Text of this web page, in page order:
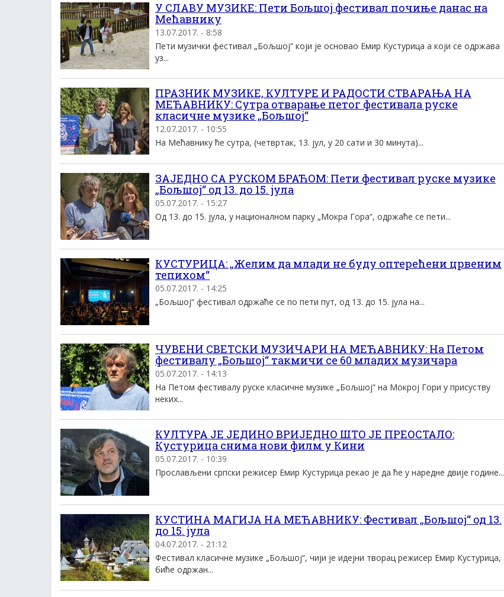
У СЛАВУ МУЗИКЕ: Пети Бољшој фестивал почиње данас на
Мећавнику
13.07.2017. - 8:58
Пети музички фестивал „Бољшој“ који је основао Емир Кустурица а који се одржава
уз...
ПРАЗНИК МУЗИКЕ, КУЛТУРЕ И РАДОСТИ СТВАРАЊА НА
МЕЋАВНИКУ: Сутра отварање петог фестивала руске
класичне музике „Бољшој“
12.07.2017. - 10:55
На Мећавнику ће сутра, (четвртак, 13. јул, у 20 сати и 30 минута)...
ЗАЈЕДНО СА РУСКОМ БРАЋОМ: Пети фестивал руске музике
„Бољшој“ од 13. до 15. јула
05.07.2017. - 15:27
Од 13. до 15. јула, у националном парку „Мокра Гора“, одржаће се пети...
КУСТУРИЦА: „Желим да млади не буду оптерећени црвеним
тепихом“
05.07.2017. - 14:25
„Бољшој“ фестивал одржаће се по пети пут, од 13. до 15. јула на...
ЧУВЕНИ СВЕТСКИ МУЗИЧАРИ НА МЕЋАВНИКУ: На Петом
фестивалу „Бољшој“ такмичи се 60 младих музичара
05.07.2017. - 14:13
На Петом фестивалу руске класичне музике „Бољшој“ на Мокрој Гори у присуству
неких...
КУЛТУРА ЈЕ ЈЕДИНО ВРИЈЕДНО ШТО ЈЕ ПРЕОСТАЛО:
Кустурица снима нови филм у Кини
05.07.2017. - 10:39
Прослављени српски режисер Емир Кустурица рекао је да ће у наредне двије године...
КУСТИНА МАГИЈА НА МЕЋАВНИКУ: Фестивал „Бољшој“ од 13.
до 15. јула
04.07.2017. - 21:12
Фестивал класичне музике „Бољшој“, чији је идејни творац режисер Емир Кустурица,
биће одржан...